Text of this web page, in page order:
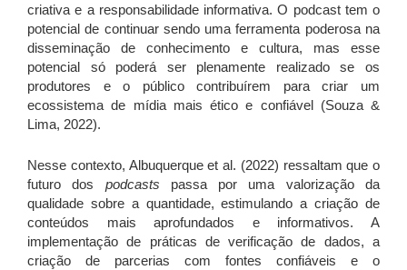
criativa e a responsabilidade informativa. O podcast tem o
potencial de continuar sendo uma ferramenta poderosa na
disseminação de conhecimento e cultura, mas esse
potencial só poderá ser plenamente realizado se os
produtores e o público contribuírem para criar um
ecossistema de mídia mais ético e confiável (Souza &
Lima, 2022).
Nesse contexto, Albuquerque et al. (2022) ressaltam que o
futuro dos podcasts passa por uma valorização da
qualidade sobre a quantidade, estimulando a criação de
conteúdos mais aprofundados e informativos. A
implementação de práticas de verificação de dados, a
criação de parcerias com fontes confiáveis e o